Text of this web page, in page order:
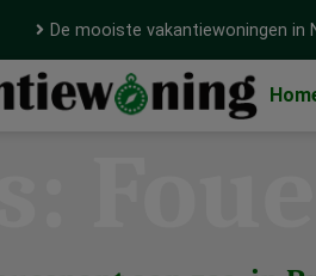
De mooiste vakantiewoningen in